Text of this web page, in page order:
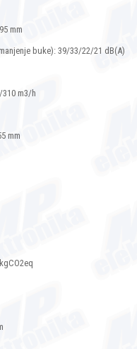
mm
buke): 39/33/22/21 dB(A)
m3/h
mm